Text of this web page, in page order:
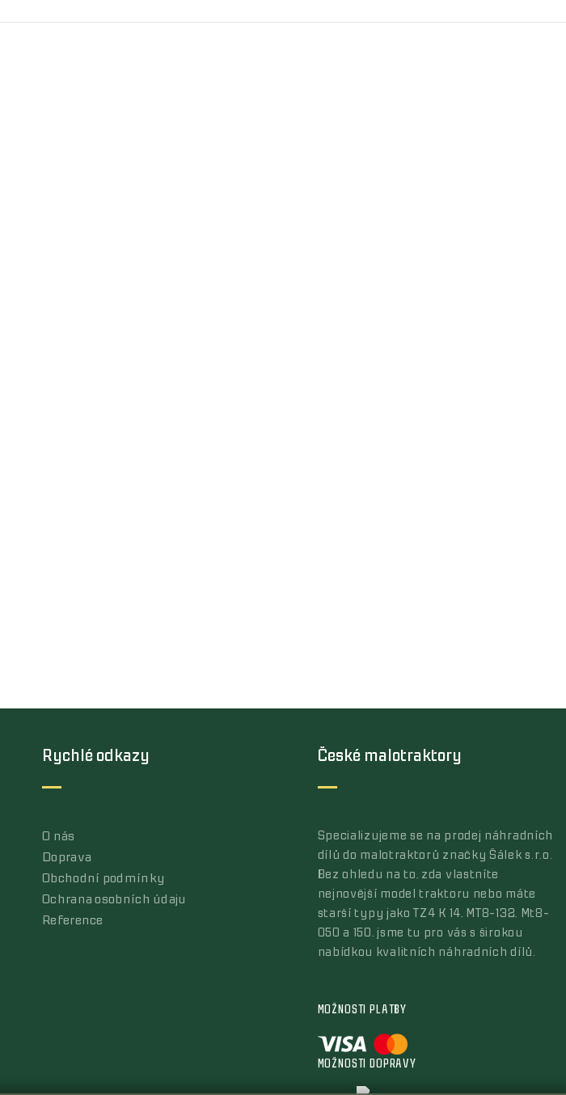
Rychlé odkazy
O nás
Doprava
Obchodní podmínky
Ochrana osobních údaju
Reference
České malotraktory
Specializujeme se na prodej náhradních
dílů do malotraktorů značky Šálek s.r.o.
Bez ohledu na to, zda vlastníte
nejnovější model traktoru nebo máte
starší typy jako TZ4 K 14, MT8-132, Mt8-
050 a 150, jsme tu pro vás s širokou
nabídkou kvalitních náhradních dílů.
MOŽNOSTI PLATBY
MOŽNOSTI DOPRAVY